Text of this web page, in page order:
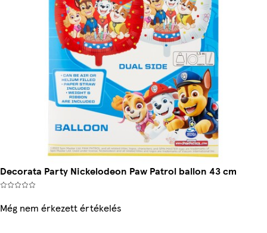
Decorata Party Nickelodeon Paw Patrol ballon 43 cm
Még nem érkezett értékelés